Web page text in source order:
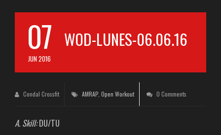
07
JUN 2016
WOD-LUNES-06.06.16
Condal Crossfit AMRAP Open Workout 0 Comments
A. Skill:DU/TU